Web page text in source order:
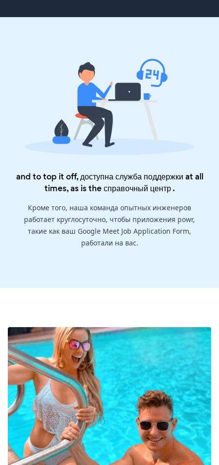
and to top it off, доступна служба поддержки at all
times, as is theсправочный центр.
Кроме того, наша команда опытных инженеров
работает круглосуточно, чтобы приложения powr,
такие как ваш Google Meet Job Application Form,
работали на вас.